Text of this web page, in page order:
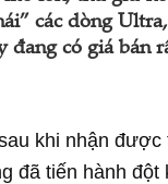
các dòng
đang có giá bán
khi nhận được
đã tiến hành đột